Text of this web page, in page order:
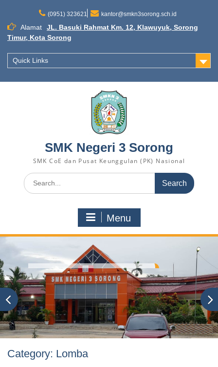
(0951) 323621 kantor@smkn3sorong.sch.id
Alamat
JL. Basuki Rahmat Km. 12, Klawuyuk, Sorong
Timur, Kota Sorong
Quick Links
SMK Negeri 3 Sorong
SMK CoE dan Pusat Keunggulan (PK) Nasional
S
e
f
r
:
Menu
Category: Lomba